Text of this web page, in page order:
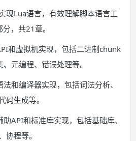
现Lua语言，有效理解脚本语言工
，共21章。
和虚拟机实现，包括二进制chunk
元编程、错误处理等。
和编译器实现，包括词法分析、
码生成等。
API和标准库实现，包括基础库、
协程等。